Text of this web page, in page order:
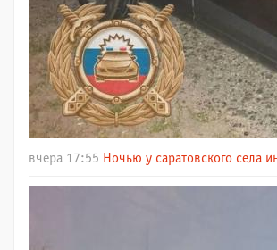
вчера 17:55 Ночью у саратовского села